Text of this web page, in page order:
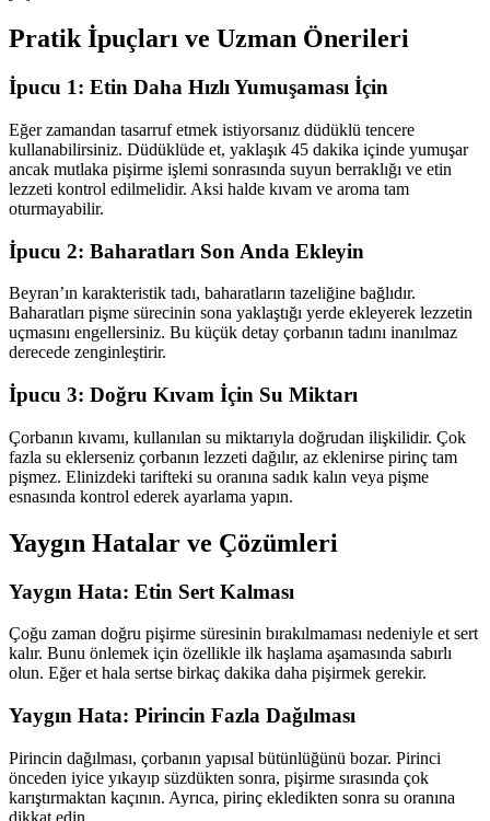
Pratik İpuçları ve Uzman Önerileri
İpucu 1: Etin Daha Hızlı Yumuşaması İçin
Eğer zamandan tasarruf etmek istiyorsanız düdüklü tencere
kullanabilirsiniz. Düdüklüde et, yaklaşık 45 dakika içinde yumuşar
ancak mutlaka pişirme işlemi sonrasında suyun berraklığı ve etin
lezzeti kontrol edilmelidir. Aksi halde kıvam ve aroma tam
oturmayabilir.
İpucu 2: Baharatları Son Anda Ekleyin
Beyran’ın karakteristik tadı, baharatların tazeliğine bağlıdır.
Baharatları pişme sürecinin sona yaklaştığı yerde ekleyerek lezzetin
uçmasını engellersiniz. Bu küçük detay çorbanın tadını inanılmaz
derecede zenginleştirir.
İpucu 3: Doğru Kıvam İçin Su Miktarı
Çorbanın kıvamı, kullanılan su miktarıyla doğrudan ilişkilidir. Çok
fazla su eklerseniz çorbanın lezzeti dağılır, az eklenirse pirinç tam
pişmez. Elinizdeki tarifteki su oranına sadık kalın veya pişme
esnasında kontrol ederek ayarlama yapın.
Yaygın Hatalar ve Çözümleri
Yaygın Hata: Etin Sert Kalması
Çoğu zaman doğru pişirme süresinin bırakılmaması nedeniyle et sert
kalır. Bunu önlemek için özellikle ilk haşlama aşamasında sabırlı
olun. Eğer et hala sertse birkaç dakika daha pişirmek gerekir.
Yaygın Hata: Pirincin Fazla Dağılması
Pirincin dağılması, çorbanın yapısal bütünlüğünü bozar. Pirinci
önceden iyice yıkayıp süzdükten sonra, pişirme sırasında çok
karıştırmaktan kaçının. Ayrıca, pirinç ekledikten sonra su oranına
dikkat edin.